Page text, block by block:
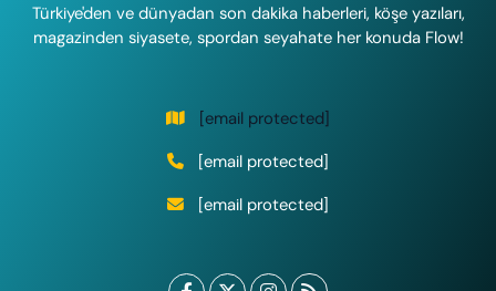
Türkiye'den ve dünyadan son dakika haberleri, köşe yazıları,
magazinden siyasete, spordan seyahate her konuda Flow!
[email protected]
[email protected]
[email protected]